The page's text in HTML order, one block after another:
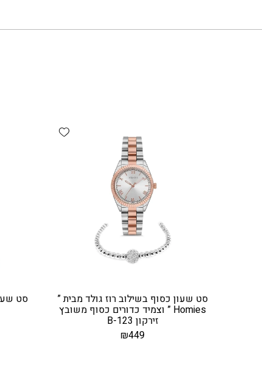
Add wishlist
סט שעון כסוף בשילוב רוז גולד מבית ”
Homies ” וצמיד כדורים כסוף משובץ
זירקון B-123
₪449